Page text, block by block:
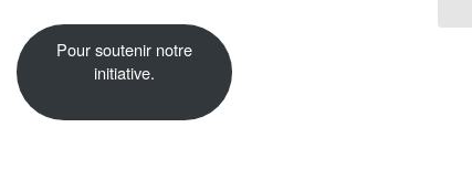
Pour soutenir notre
initiative.